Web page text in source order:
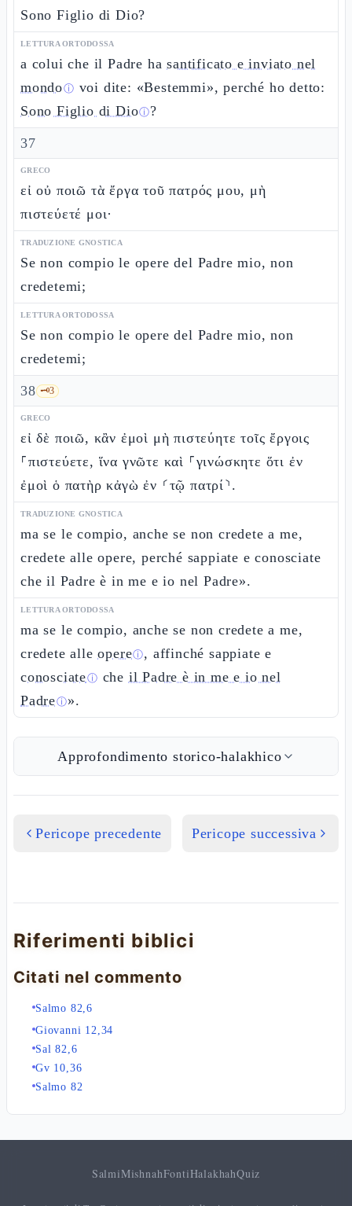
Sono Figlio di Dio?
LETTURA ORTODOSSA
a colui che il Padre hasantificato e inviato nel
mondoⓘ voi dite: «Bestemmi», perché ho detto:
Sono Figlio di Dioⓘ?
37
GRECO
εἰ οὐ ποιῶ τὰ ἔργα τοῦ πατρός μου, μὴ
πιστεύετέ μοι·
TRADUZIONE GNOSTICA
Se non compio le opere del Padre mio, non
credetemi;
LETTURA ORTODOSSA
Se non compio le opere del Padre mio, non
credetemi;
38 🗝️3
GRECO
εἰ δὲ ποιῶ, κἂν ἐμοὶ μὴ πιστεύητε τοῖς ἔργοις
⸀πιστεύετε, ἵνα γνῶτε καὶ ⸀γινώσκητε ὅτι ἐν
ἐμοὶ ὁ πατὴρ κἀγὼ ἐν ⸂τῷ πατρί⸃.
TRADUZIONE GNOSTICA
ma se le compio, anche se non credete a me,
credete alle opere, perché sappiate e conosciate
che il Padre è in me e io nel Padre».
LETTURA ORTODOSSA
ma se le compio, anche se non credete a me,
credete alleopereⓘ, affinché sappiate e
conosciateⓘ che il Padre è in me e io nel
Padreⓘ».
Approfondimento storico-halakhico
Pericope precedente Pericope successiva
Riferimenti biblici
Citati nel commento
Salmo 82,6
Giovanni 12,34
Sal 82,6
Gv 10,36
Salmo 82
SalmiMishnahFontiHalakhahQuiz